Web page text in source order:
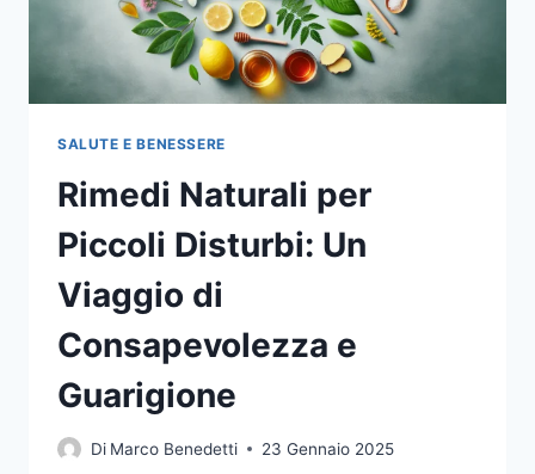
ANTISTRESS
SALUTE E BENESSERE
Rimedi Naturali per
Piccoli Disturbi: Un
Viaggio di
Consapevolezza e
Guarigione
Di Marco Benedetti 23 Gennaio 2025